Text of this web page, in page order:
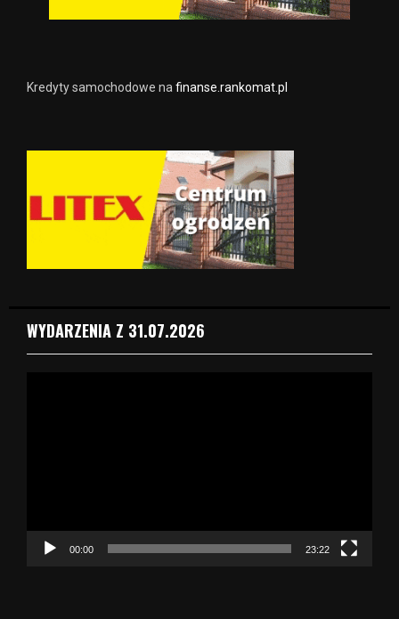
Kredyty samochodowe na finanse.rankomat.pl
WYDARZENIA Z 31.07.2026
c
00:00 23:22